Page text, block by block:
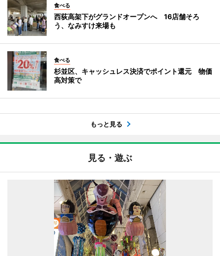
食べる
西荻高架下がグランドオープンへ 16店舗そろ
う、なみすけ来場も
食べる
杉並区、キャッシュレス決済でポイント還元 物価
高対策で
もっと見る
見る・遊ぶ